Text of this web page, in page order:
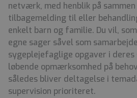
netværk, med henblik på
tilbagemelding til eller
enkelt barn og familie. Du vil,
egne sager såvel som
sygeplejefaglige opgaver i deres
løbende opmærksomhed på
således bliver deltagelse i
supervision prioriteret.